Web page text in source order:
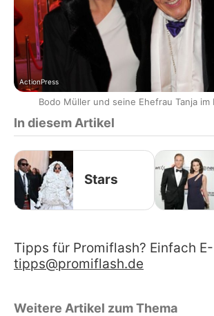
ActionPress
Bodo Müller und seine Ehefrau Tanja im
In diesem Artikel
Stars
Tipps für Promiflash? Einfach
tipps@promiflash.de
Weitere Artikel zum Thema